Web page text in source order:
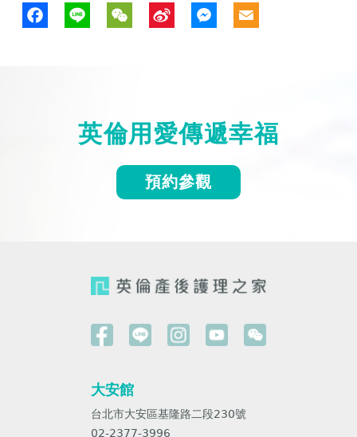
Facebook
Line WeChat
Sina
英倫用愛傳遞幸福
預約參觀
大安館
台北市大安區基隆路二段230號
02-2377-3996